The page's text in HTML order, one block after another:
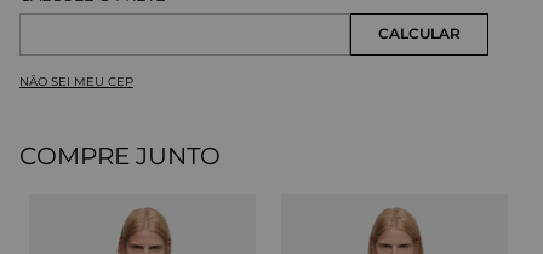
NÃO SEI MEU CEP
COMPRE JUNTO